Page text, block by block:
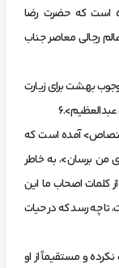
است‌ كه‌ حضرت‌ رضا
او توصيه‌ فرموده‌ است.5 ليكن‌ عالم‌ رجالي‌ معاصر جناب‌
بهشت‌ براي‌ زيارت‌
آمده‌ است‌ كه‌
من‌ برسان>، به‌ خاطر
كلمات‌ اصحاب‌ ما اين‌
تا چه‌ رسد كه‌ در حيات‌
و مستقيماً از او